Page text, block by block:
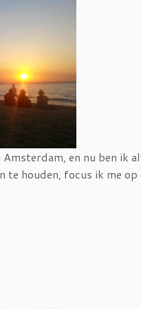
en nu ben ik
te houden, focus ik me